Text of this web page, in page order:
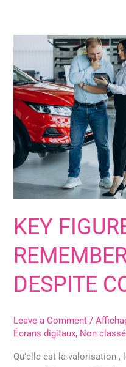
KEY
DESPITE
Leave a Comment /
Écrans digitaux, Non classé
Qu’elle est la valorisation ,
TO
REMEMBER
FROM
2021,
DESPITE
COVID